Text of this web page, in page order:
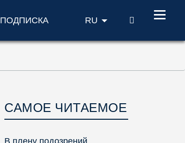
ПОДПИСКА RU ПОИСК
САМОЕ ЧИТАЕМОЕ
В плену подозрений